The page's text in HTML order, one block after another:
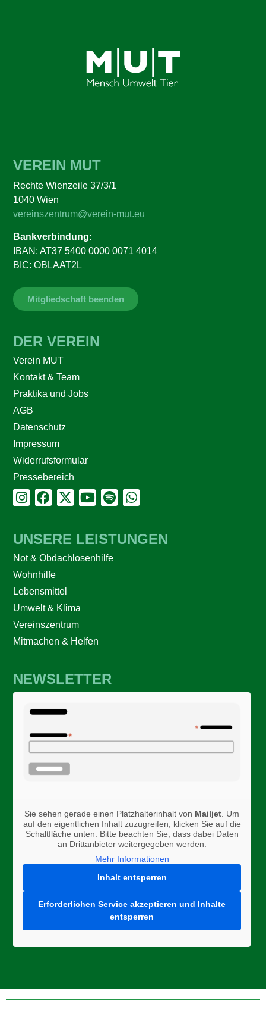
VEREIN MUT
Rechte Wienzeile 37/3/1
1040 Wien
vereinszentrum@verein-mut.eu
Bankverbindung:
IBAN: AT37 5400 0000 0071 4014
BIC: OBLAAT2L
Mitgliedschaft beenden
DER VEREIN
Verein MUT
Kontakt & Team
Praktika und Jobs
AGB
Datenschutz
Impressum
Widerrufsformular
Pressebereich
UNSERE LEISTUNGEN
Not & Obdachlosenhilfe
Wohnhilfe
Lebensmittel
Umwelt & Klima
Vereinszentrum
Mitmachen & Helfen
NEWSLETTER
Sie sehen gerade einen Platzhalterinhalt von Mailjet . Um
auf den eigentlichen Inhalt zuzugreifen, klicken Sie auf die
Schaltfläche unten. Bitte beachten Sie, dass dabei Daten
an Drittanbieter weitergegeben werden.
Mehr Informationen
Inhalt entsperren
Erforderlichen Service akzeptieren und Inhalte
entsperren